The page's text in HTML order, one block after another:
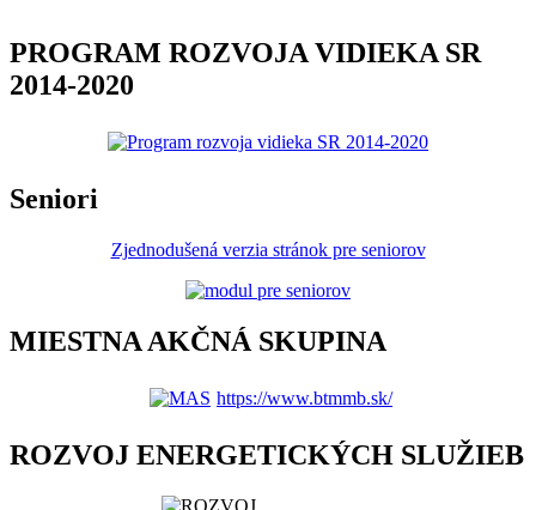
PROGRAM ROZVOJA VIDIEKA SR
2014-2020
Seniori
Zjednodušená verzia stránok pre seniorov
MIESTNA AKČNÁ SKUPINA
https://www.btmmb.sk/
ROZVOJ ENERGETICKÝCH SLUŽIEB